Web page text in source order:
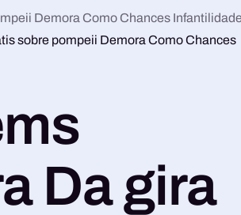
Demora Como Chances
sobre pompeii Demora Como Chances
Da gira